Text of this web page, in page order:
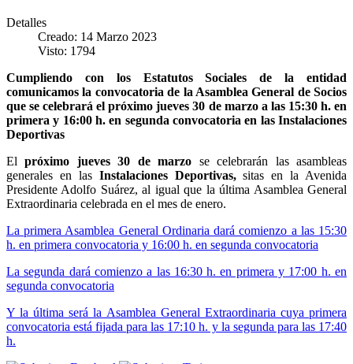
Detalles
Creado: 14 Marzo 2023
Visto: 1794
Cumpliendo con los Estatutos Sociales de la entidad
comunicamos la convocatoria de la Asamblea General de Socios
que se celebrará el próximo jueves 30 de marzo a las 15:30 h. en
primera y 16:00 h. en segunda convocatoria en las Instalaciones
Deportivas
Elpróximo jueves 30 de marzo se celebrarán las asambleas
generales en las Instalaciones Deportivas,sitas en la Avenida
Presidente Adolfo Suárez, al igual que la última Asamblea General
Extraordinaria celebrada en el mes de enero.
La primera Asamblea General Ordinaria dará comienzo a las 15:30
h. en primera convocatoria y 16:00 h. en segunda convocatoria
La segunda dará comienzo a las 16:30 h. en primera y 17:00 h. en
segunda convocatoria
Y la última será la Asamblea General Extraordinaria cuya primera
convocatoria está fijada para las 17:10 h. y la segunda para las 17:40
h.